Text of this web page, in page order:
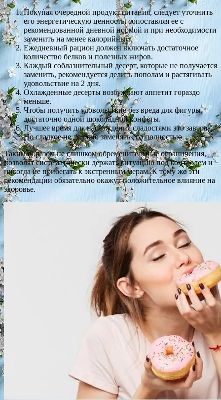
Покупая очередной продукт питания, следует уточнить
его энергетическую ценность, сопоставляя ее с
рекомендованной дневной нормой и при необходимости
заменить на менее калорийный.
Ежедневный рацион должен включать достаточное
количество белков и полезных жиров.
Каждый соблазнительный десерт, которые не получается
заменить, рекомендуется делить пополам и растягивать
удовольствие на 2 дня.
Охлажденные десерты возбуждают аппетит гораздо
меньше.
Чтобы получить удовольствие без вреда для фигуры,
достаточно одной шоколадной конфеты.
Лучшее время для наслаждения сладостями это завтрак.
Но сладкое не должно заменять его полностью
Таким образом не слишком обременительные ограничения,
позволят систематически держать ситуацию под контролем и
никогда не прибегать к экстренным мерам. К тому же эти
рекомендации обязательно окажут положительное влияние на
здоровье.